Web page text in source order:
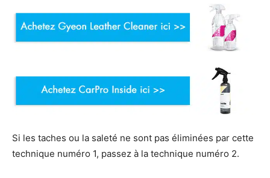
Si les taches ou la saleté ne sont pas éliminées par cette
technique numéro 1, passez à la technique numéro 2.